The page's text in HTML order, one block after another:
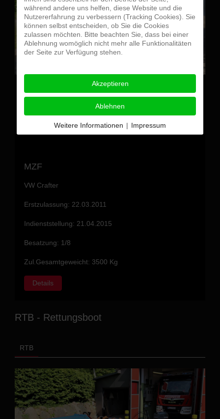
MZF
VW Crafter
Erstzulassung: 22.03.2011
Indienststellung: 21.04.2015
Besatzung: 1/8
Zul.Gesamtgeweicht: 3500 Kg
Details
RTB - Rettungsboot
RTB
während andere uns helfen, diese Website und die
Nutzererfahrung zu verbessern (Tracking Cookies). Sie
können selbst entscheiden, ob Sie die Cookies
zulassen möchten. Bitte beachten Sie, dass bei einer
Ablehnung womöglich nicht mehr alle Funktionalitäten
der Seite zur Verfügung stehen.
Akzeptieren
Ablehnen
Weitere Informationen | Impressum